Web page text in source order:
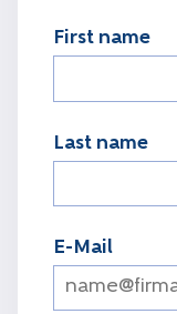
First name
Last name
E-Mail